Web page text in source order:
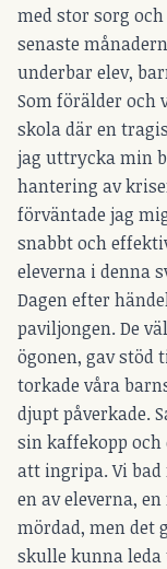
med stor sorg
senaste
underbar elev,
Som förälder och
skola där en
jag uttrycka min
hantering av
förväntade jag
snabbt och
eleverna i denna
Dagen efter
paviljongen. De
ögonen, gav stöd
torkade våra
djupt påverkade.
sin kaffekopp
att ingripa. Vi
en av eleverna,
mördad, men det
skulle kunna